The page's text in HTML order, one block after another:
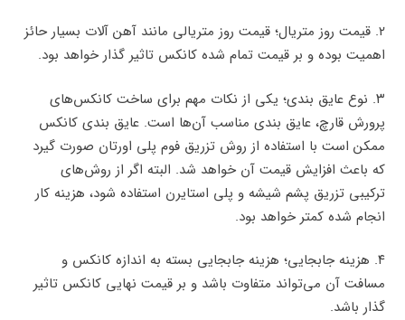
۲. قیمت روز متریال؛ قیمت روز متریالی مانند آهن آلات بسیار حائز
اهمیت بوده و بر قیمت تمام شده کانکس تاثیر گذار خواهد بود.
۳. نوع عایق بندی؛ یکی از نکات مهم برای ساخت کانکس‌های
پرورش قارچ، عایق بندی مناسب آن‌ها است. عایق بندی کانکس
ممکن است با استفاده از روش تزریق فوم پلی اورتان صورت گیرد
که باعث افزایش قیمت آن خواهد شد. البته اگر از روش‌های
ترکیبی تزریق پشم شیشه و پلی استایرن استفاده شود، هزینه کار
انجام شده کمتر خواهد بود.
۴. هزینه جابجایی؛ هزینه جابجایی بسته به اندازه کانکس و
مسافت آن می‌تواند متفاوت باشد و بر قیمت نهایی کانکس تاثیر
گذار باشد.